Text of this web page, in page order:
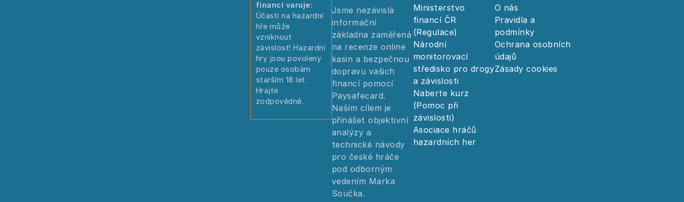
financí varuje:
Účastí na hazardní
hře může
vzniknout
závislost! Hazardní
hry jsou povoleny
pouze osobám
starším 18 let.
Hrajte
zodpovědně.
Jsme nezávislá
informační
základna zaměřená
na recenze online
kasin a bezpečnou
dopravu vašich
financí pomocí
Paysafecard.
Naším cílem je
přinášet objektivní
analýzy a
technické návody
pro české hráče
pod odborným
vedením Marka
Součka.
Ministerstvo
financí ČR
(Regulace)
Národní
monitorovací
středisko pro drogy
a závislosti
Naberte kurz
(Pomoc při
závislosti)
Asociace hráčů
hazardních her
O nás
Pravidla a
podmínky
Ochrana osobních
údajů
Zásady cookies